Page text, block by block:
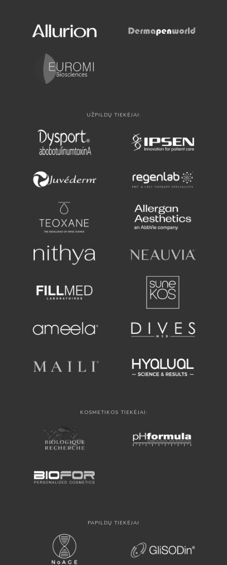
UŽPILDŲ TIEKĖJAI:
KOSMETIKOS TIEKĖJAI:
PAPILDŲ TIEKĖJAI